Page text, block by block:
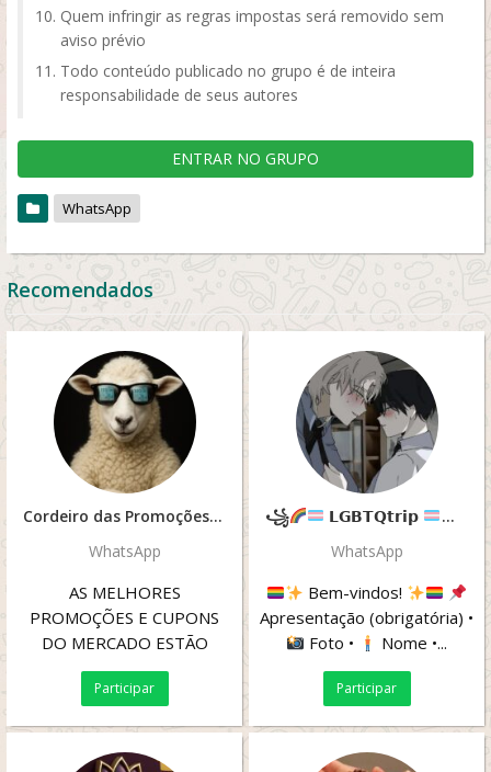
Quem infringir as regras impostas será removido sem
aviso prévio
Todo conteúdo publicado no grupo é de inteira
responsabilidade de seus autores
ENTRAR NO GRUPO
WhatsApp
Recomendados
Cordeiro das Promoções #01
WhatsApp
AS MELHORES
PROMOÇÕES E CUPONS
DO MERCADO ESTÃO
AQUI!!
Participar
꧁ 𝗟𝗚𝗕𝗧𝗤𝘁𝗿𝗶𝗽
WhatsApp
Bem-vindos!
Apresentação (obrigatória) •
Foto •
Nome •...
Participar